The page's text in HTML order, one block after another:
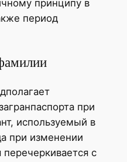
принципу в
период
при
используемый в
при изменении
с